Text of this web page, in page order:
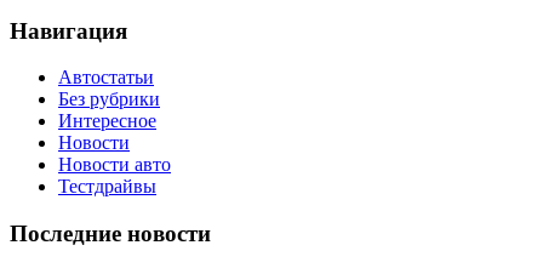
Навигация
Автостатьи
Без рубрики
Интересное
Новости
Новости авто
Тестдрайвы
Последние новости